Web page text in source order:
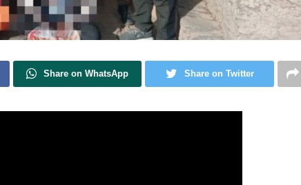
Share on WhatsApp Share on Twitter